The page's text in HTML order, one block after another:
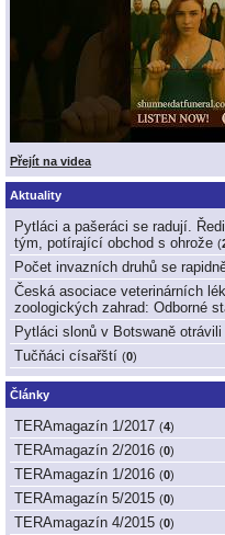
Přejít na videa
Aktuality
Pytláci a pašeráci se radují.
tým, potírající obchod s ohrože (
Počet invazních druhů se
Česká asociace veterinárních
zoologických zahrad: Odborné
Pytláci slonů v Botswaně
Tučňáci císařští (0)
Články
TERAmagazín 1/2017 (4)
TERAmagazín 2/2016 (0)
TERAmagazín 1/2016 (0)
TERAmagazín 5/2015 (0)
TERAmagazín 4/2015 (0)